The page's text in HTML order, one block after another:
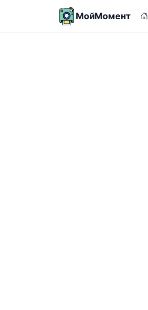
МойМомент